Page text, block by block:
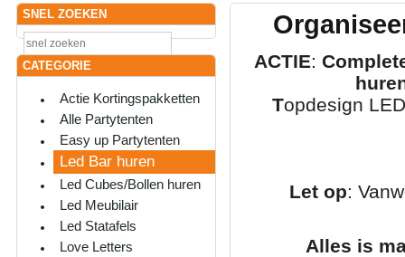
SNEL ZOEKEN
CATEGORIE
Actie Kortingspakketten
Alle Partytenten
Easy up Partytenten
Led Bar huren
Led Cubes/Bollen huren
Led Meubilair
Led Statafels
Love Letters
ACTIE:
Topdesign
Let op:
Alles is